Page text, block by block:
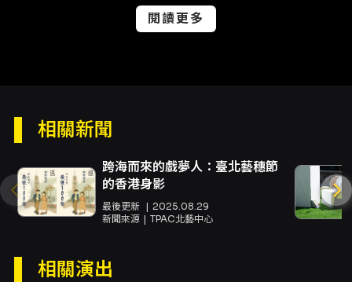
過往酸甜苦澀的點滴回憶。面對伴侶關係，在阿
子？經濟條件不對等，為了生活而漸行漸遠的兩
顆心，檯面上的恩愛，離開聚光燈，還能擁有幸
福嗎？
這是一部所有關係都會遇到的劇情，
閱讀更多
相關新聞
跨海而來的戲夢人：臺北藝穗節
的香港身影
最後更新
2025.08.29
新聞來源
TPAC北藝中心
相關演出